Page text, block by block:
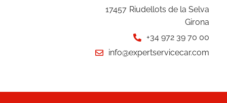
17457 Riudellots de la Selva
Girona
+34 972 39 70 00
info@expertservicecar.com